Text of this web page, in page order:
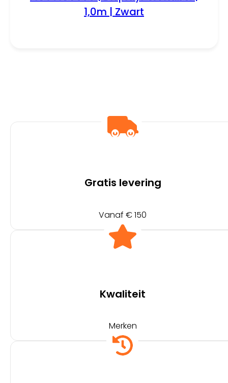
1,0m | Zwart
Gratis levering
Vanaf € 150
Kwaliteit
Merken